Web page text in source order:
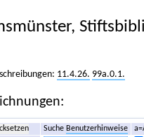
11.4.26. 99a.0.1.
Suche Benutzerhinweise